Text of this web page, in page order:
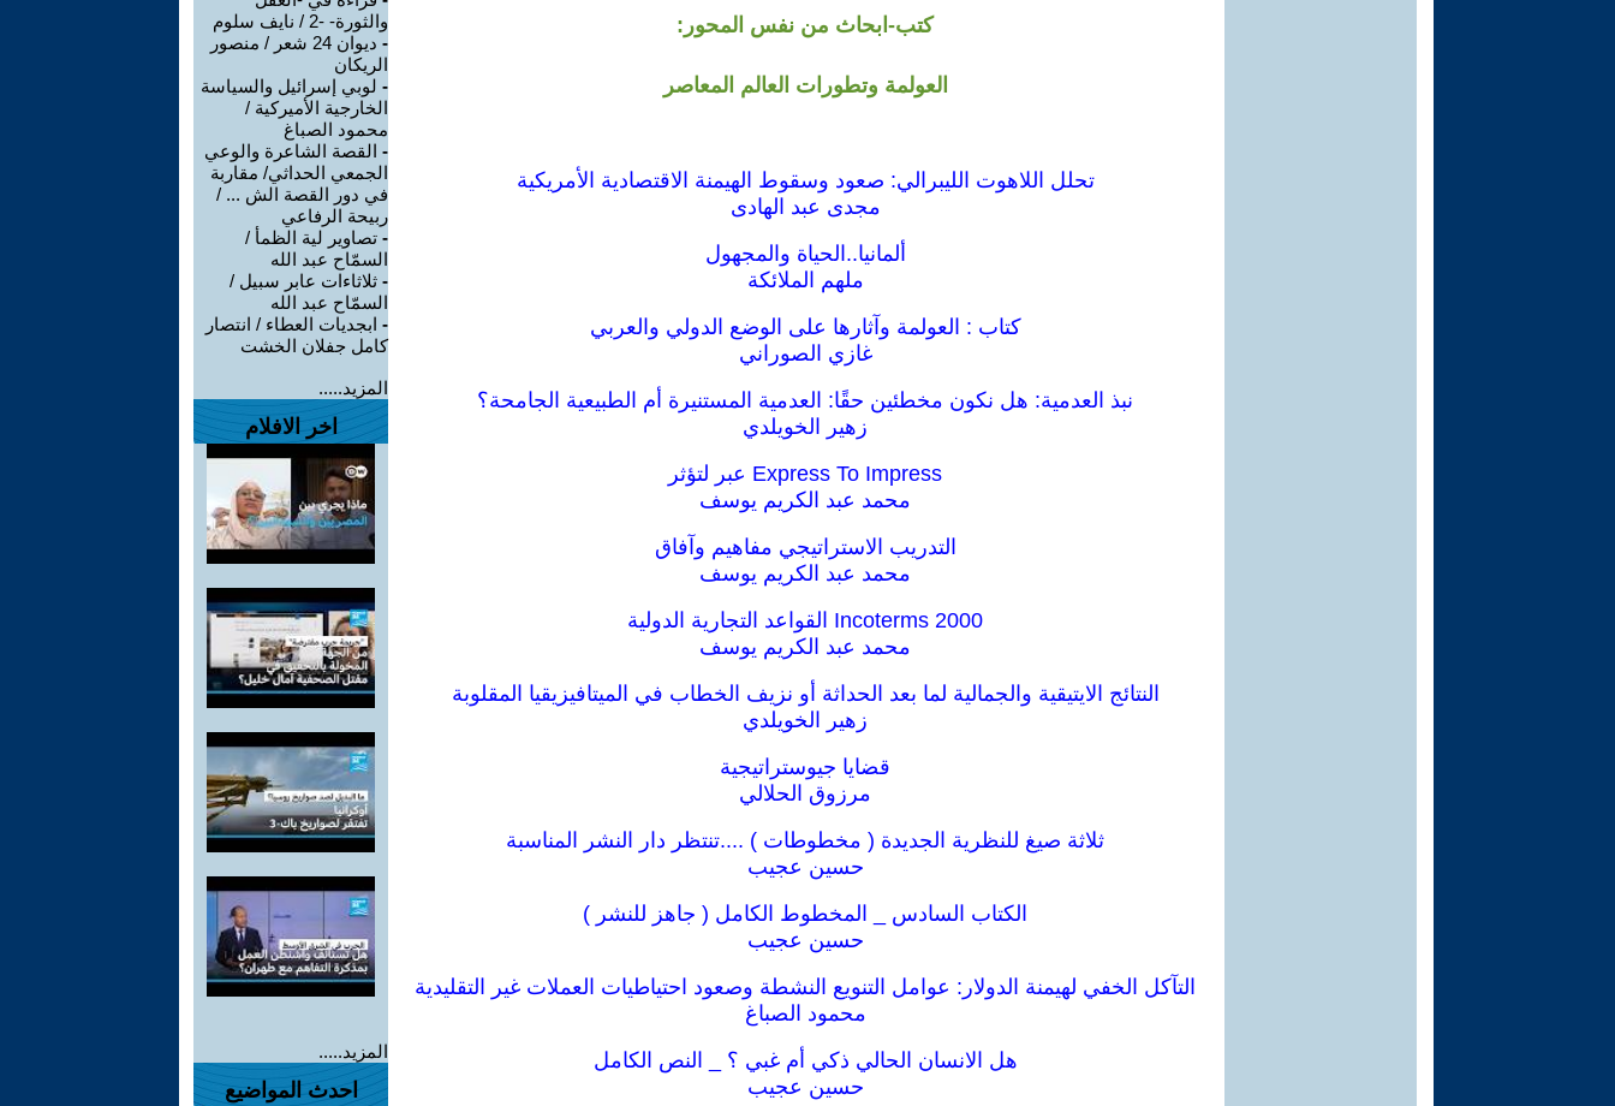
كتب-ابحاث من نفس المحور:
العولمة وتطورات العالم المعاصر
تحلل اللاهوت الليبرالي: صعود وسقوط الهيمنة الاقتصادية الأمريكية
مجدى عبد الهادى
ألمانيا..الحياة والمجهول
ملهم الملائكة
كتاب : العولمة وآثارها على الوضع الدولي والعربي
غازي الصوراني
نبذ العدمية: هل نكون مخطئين حقًا: العدمية المستنيرة أم الطبيعية الجامحة؟
زهير الخويلدي
Express To Impress عبر لتؤثر
محمد عبد الكريم يوسف
التدريب الاستراتيجي مفاهيم وآفاق
محمد عبد الكريم يوسف
Incoterms 2000 القواعد التجارية الدولية
محمد عبد الكريم يوسف
النتائج الايتيقية والجمالية لما بعد الحداثة أو نزيف الخطاب في الميتافيزيقيا المقلوبة
زهير الخويلدي
قضايا جيوستراتيجية
مرزوق الحلالي
ثلاثة صيغ للنظرية الجديدة ( مخطوطات ) ....تنتظر دار النشر المناسبة
حسين عجيب
الكتاب السادس _ المخطوط الكامل ( جاهز للنشر )
حسين عجيب
التآكل الخفي لهيمنة الدولار: عوامل التنويع النشطة وصعود احتياطيات العملات غير التقليدية
محمود الصباغ
هل الانسان الحالي ذكي أم غبي ؟ _ النص الكامل
حسين عجيب
والثورة- -2 / نايف سلوم
-
ديوان 24 شعر / منصور
الريكان
- لوبي إسرائيل والسياسة
الخارجية الأميركية /
محمود الصباغ
- القصة الشاعرة والوعي
الجمعي الحداثي/ مقاربة
في دور القصة الش ... /
ربيحة الرفاعي
- تصاوير لية الظمأ /
السمّاح عبد الله
- ثلاثاءات عابر سبيل /
السمّاح عبد الله
- ابجديات العطاء / انتصار
كامل جفلان الخشت
المزيد.....
اخر الافلام
المزيد.....
احدث المواضيع